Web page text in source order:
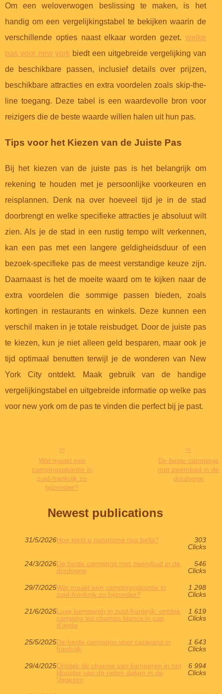
Om een weloverwogen beslissing te maken, is het
handig om een vergelijkingstabel te bekijken waarin de
verschillende opties naast elkaar worden gezet. welke
pas voor new york biedt een uitgebreide vergelijking van
de beschikbare passen, inclusief details over prijzen,
beschikbare attracties en extra voordelen zoals skip-the-
line toegang. Deze tabel is een waardevolle bron voor
reizigers die de beste waarde willen halen uit hun pas.
Tips voor het Kiezen van de Juiste Pas
Bij het kiezen van de juiste pas is het belangrijk om
rekening te houden met je persoonlijke voorkeuren en
reisplannen. Denk na over hoeveel tijd je in de stad
doorbrengt en welke specifieke attracties je absoluut wilt
zien. Als je de stad in een rustig tempo wilt verkennen,
kan een pas met een langere geldigheidsduur of een
bezoek-specifieke pas de meest verstandige keuze zijn.
Daarnaast is het de moeite waard om te kijken naar de
extra voordelen die sommige passen bieden, zoals
kortingen in restaurants en winkels. Deze kunnen een
verschil maken in je totale reisbudget. Door de juiste pas
te kiezen, kun je niet alleen geld besparen, maar ook je
tijd optimaal benutten terwijl je de wonderen van New
York City ontdekt. Maak gebruik van de handige
vergelijkingstabel en uitgebreide informatie op welke pas
voor new york om de pas te vinden die perfect bij je past.
Wat maakt een
campingvakantie in
zuid-frankrijk zo
bijzonder?
De beste campings
met zwembad in de
dordogne
Newest publications
31/5/2026Hoe kiest u naturisme riva bella?
303
Clicks
24/3/2026De beste campings met zwembad in de
dordogne
546
Clicks
29/7/2025Wat maakt een campingvakantie in
zuid-frankrijk zo bijzonder?
1 298
Clicks
21/6/2025Luxe kamperen in zuid-frankrijk: ontdek
camping les champs blancs in cap
d’agde
1 619
Clicks
25/5/2025De beste campings voor caravans in
frankrijk
1 643
Clicks
29/4/2025Ontdek de charme van kamperen in het
klooster van de rieten daken in de
Vogezen
6 994
Clicks